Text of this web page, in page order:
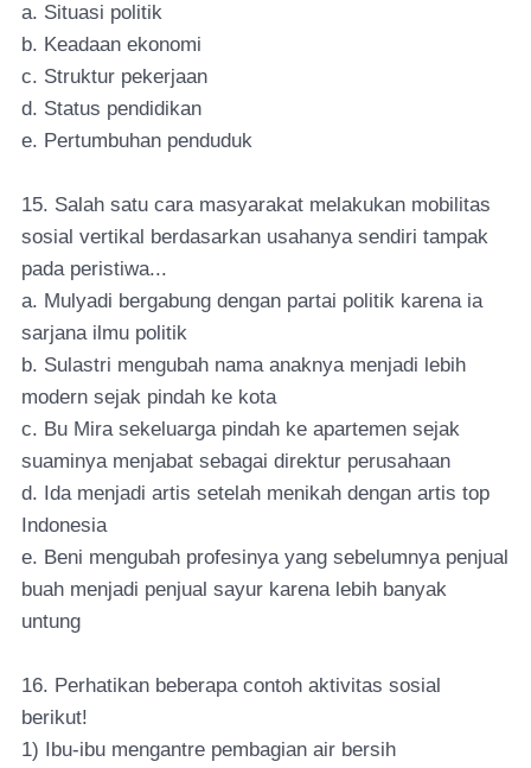
a. Situasi politik
b. Keadaan ekonomi
c. Struktur pekerjaan
d. Status pendidikan
e. Pertumbuhan penduduk
15. Salah satu cara masyarakat melakukan mobilitas
sosial vertikal berdasarkan usahanya sendiri tampak
pada peristiwa...
a. Mulyadi bergabung dengan partai politik karena ia
sarjana ilmu politik
b. Sulastri mengubah nama anaknya menjadi lebih
modern sejak pindah ke kota
c. Bu Mira sekeluarga pindah ke apartemen sejak
suaminya menjabat sebagai direktur perusahaan
d. Ida menjadi artis setelah menikah dengan artis top
Indonesia
e. Beni mengubah profesinya yang sebelumnya penjual
buah menjadi penjual sayur karena lebih banyak
untung
16. Perhatikan beberapa contoh aktivitas sosial
berikut!
1) Ibu-ibu mengantre pembagian air bersih